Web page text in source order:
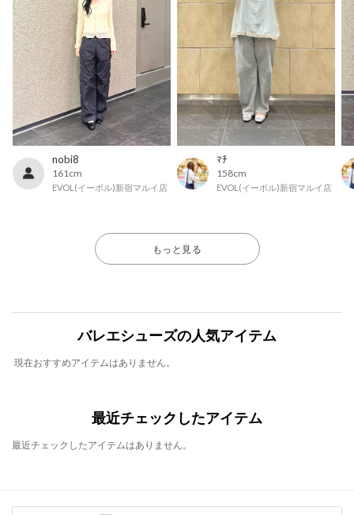
nobi8
161cm
EVOL(イーボル)新宿マルイ店
ﾏﾁ
158cm
EVOL(イーボル)新宿マルイ店
もっと見る
バレエシューズの人気アイテム
現在おすすめアイテムはありません。
最近チェックしたアイテム
最近チェックしたアイテムはありません。